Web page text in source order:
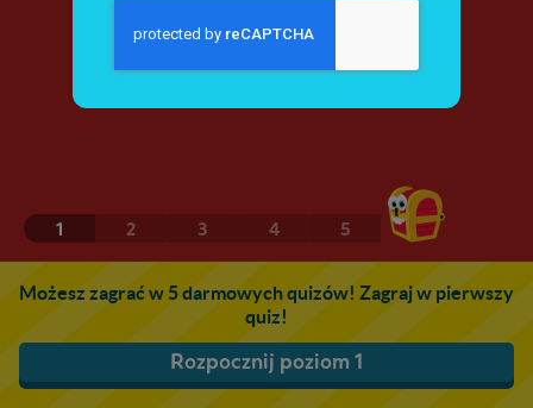
1 2 3 4 5
Możesz zagrać w 5 darmowych quizów! Zagraj w pierwszy
quiz!
Rozpocznij poziom 1